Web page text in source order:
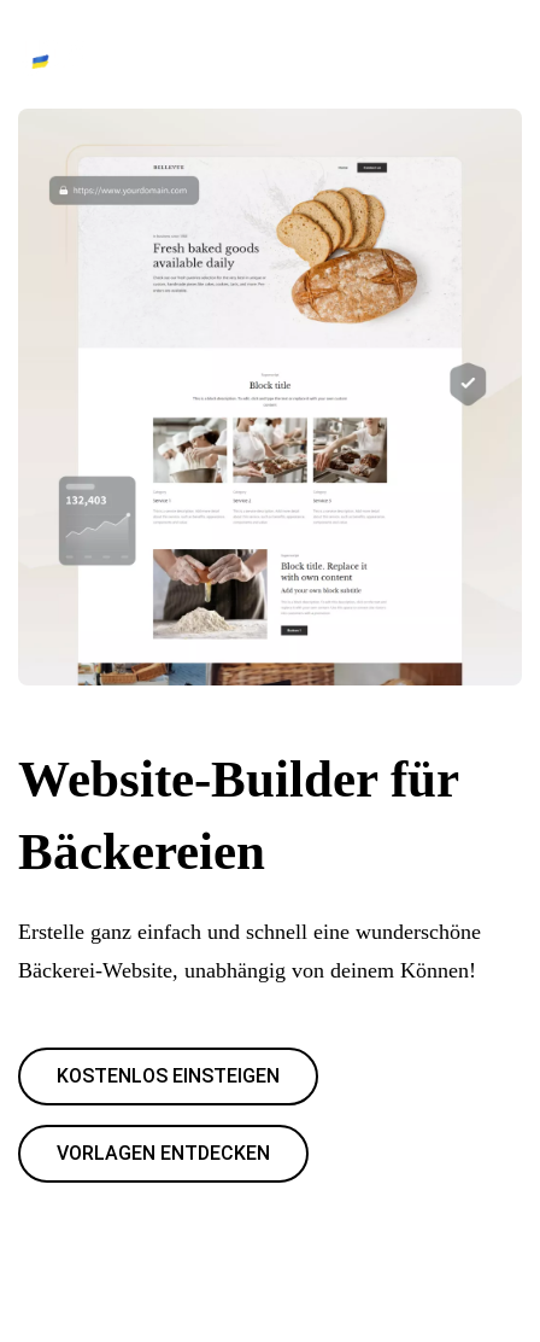
Website-Builder für
Bäckereien
Erstelle ganz einfach und schnell eine wunderschöne
Bäckerei-Website, unabhängig von deinem Können!
KOSTENLOS EINSTEIGEN
VORLAGEN ENTDECKEN